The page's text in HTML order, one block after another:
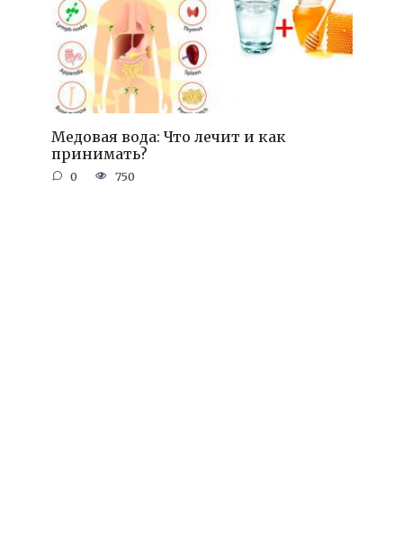
Медовая вода: Что лечит и как
принимать?
0 750